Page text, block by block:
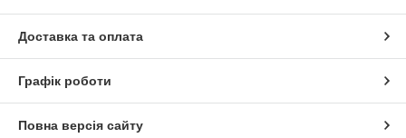
Доставка та оплата
Графік роботи
Повна версія сайту